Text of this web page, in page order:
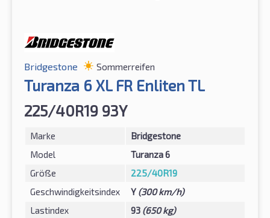
Bridgestone Sommerreifen
Turanza 6 XL FR Enliten TL
225/40R19 93Y
Marke
Bridgestone
Model
Turanza 6
Größe
225/40R19
Geschwindigkeitsindex
Y (300 km/h)
Lastindex
93 (650 kg)